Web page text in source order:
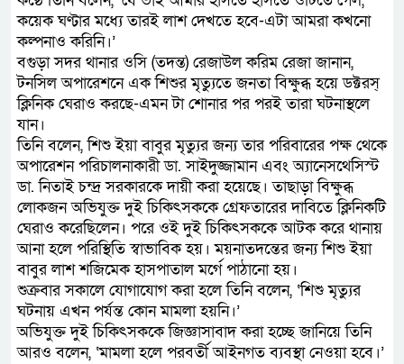
কয়েক ঘণ্টার মধ্যে তারই লাশ দেখতে হবে-এটা আমরা কখনো
কল্পনাও করিনি।’
বগুড়া সদর থানার ওসি (তদন্ত) রেজাউল করিম রেজা জানান,
টনসিল অপারেশনে এক শিশুর মৃত্যুতে জনতা বিক্ষুব্ধ হয়ে ডক্টরস্
ক্লিনিক ঘেরাও করছে-এমন টা শোনার পর পরই তারা ঘটনাস্থলে
যান।
তিনি বলেন, শিশু ইয়া বাবুর মৃত্যুর জন্য তার পরিবারের পক্ষ থেকে
অপারেশন পরিচালনাকারী ডা. সাইদুজ্জামান এবং অ্যানেসথেসিস্ট
ডা. নিতাই চন্দ্র সরকারকে দায়ী করা হয়েছে। তাছাড়া বিক্ষুব্ধ
লোকজন অভিযুক্ত দুই চিকিৎসককে গ্রেফতারের দাবিতে ক্লিনিকটি
ঘেরাও করেছিলেন। পরে ওই দুই চিকিৎসককে আটক করে থানায়
আনা হলে পরিস্থিতি স্বাভাবিক হয়। ময়নাতদন্তের জন্য শিশু ইয়া
বাবুর লাশ শজিমেক হাসপাতাল মর্গে পাঠানো হয়।
শুক্রবার সকালে যোগাযোগ করা হলে তিনি বলেন, ‘শিশু মৃত্যুর
ঘটনায় এখন পর্যন্ত কোন মামলা হয়নি।’
অভিযুক্ত দুই চিকিৎসককে জিজ্ঞাসাবাদ করা হচ্ছে জানিয়ে তিনি
আরও বলেন, ‘মামলা হলে পরবর্তী আইনগত ব্যবস্থা নেওয়া হবে।’